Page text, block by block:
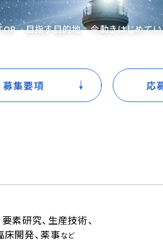
目指す目的地 今動きはじめて
募集要項 応
素研究、生産技術、
床開発、薬事など